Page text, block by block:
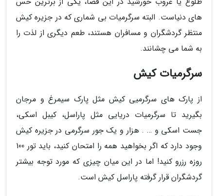
های دنیاست. البته سرگرمیات بی شماری که در جزیره کیش
منتظر گردشگران و مسافران هستند، طعم دیگری از لذت را
به شما می چشانند.
سرگرمیات کیش
از پارک های سرگرمیی کیش مثل پارک سیمرغ و مرجان
بگیرید تا سرگرمیات دریایی مثل پاراسل، کیبل اسکی،
جست اسکی و … . هزار و یک جور سرگرمی در جزیره کیش
وجود دارد که اگر بخواهید همه را امتحان کنید، باید تور 100
روزه رزرو کنید! اما در این میان چیزی که مورد توجه بیشتر
گردشگران قرار گرفته پاراسل کیش است.